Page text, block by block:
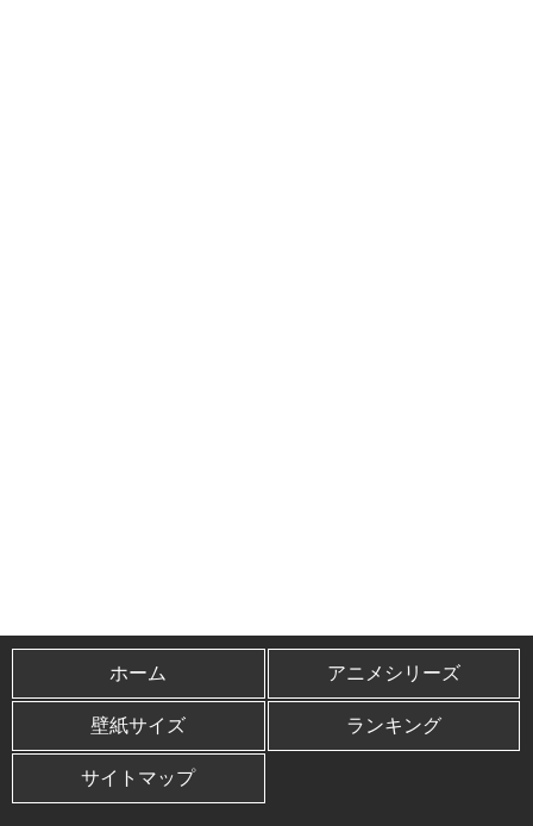
ホーム アニメシリーズ
壁紙サイズ ランキング
サイトマップ